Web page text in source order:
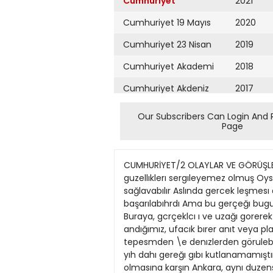
Cumhuriyet 19 Mayıs
Cumhuriyet 23 Nisan
Cumhuriyet Akademi
Cumhuriyet Akdeniz
Cumhuriyet Alışveriş
Cumhuriyet Ankara
Cumhuriyet Büyük
Taaruz
Cumhuriyet
Cumartesi
Cumhuriyet Çevre
2020
2019
2018
2017
2016
2015
2013
2012
2011
2010
2009
Our Subscribers Can Login And
Page
CUMHURİYET/2 OLAYLAR VE GÖRÜŞLER >uk, zavallı şehn oyle bır kordov uşune sokmuş kı, tarıhın ve doğanın kendısıne bahşettığı guzellıklerı sergıleyemez olmuş Oysa bu nımetler kentımıze her yıl mılyonlarca turıst çekerek memleket ekonomısıne oluk gıbı dovız sağlavabılır Aslında gercek leşmesı o kadar zor olmayan >atırımlar, yapımı uzun zaman gerektırmeyecek kuruluşlarla bu ış bırkaç yılda başarılabıhrdı Ama bu gerçeğı bugune kadar kavra > an yerel yonetıcıler nedense pek tıkmadı Altmış vıllık tstanbul hemşensıyım Buraya, gcrçeklcı ı ve uzağı gorerek hızmet etmış, ancak ıkı uç şehremını ve beledıye başkanı hatırlıyorum On ların da adını pek andığımız, ufacık bırer anıt veya plaketle yaşattığımız yok Hoş, bız Istanbul'u memlekete kazandıran Fa tıh'ın bıle, şehrın yedı tepesmden \e denızlerden görulebılecek bır anıtmı dahı dıkmedık ya' Dahası var, nankor eskı dostları ıncıtmemek kaygısı ıle fethın 500 yıh dahı gereğı gıbı kutlanamamıştır ta gelen sorunları, olçusuz ve bılınçsız nufus artışı, sosyo ekonomık voksunluklardır Yenı bır kent olmasına karşın Ankara, aynı duzensız ınsan akını vuzunden vakıtsız kocamış bır haldedır Guzel Izmır'e denızden olsun, karadan olsun gırış ınsanı hemen duş kınklığına ugratmak tadır Turıstık bolgelerımızdekı kentler de aşağı yukarı avnı durumdadır Işte Antalya, ışte Alanya, ışte Izmır'ın bıtışığındekı yoreler, ışte Konva Hepsı nufus tıkızlığından ve sosyo ekonomık sıkıntılardan bunalmış durumda BOŞALMIŞ KIRSAL KESİM Ya vurdun kırsal yorelerı 7 Oralarda da sosyo ekonomık buyuk sıkıntılar bulunduğu ve yerel yönetıcılerı pek çok derdın bekledığı kuşkusuz Yalnız buraları kasıp kavuran sorunların nedenlerının başında nufus çokluğu değıl, tersıne, ınsan kıtlığı gelıyor Kapıları buyuk kentlere ve dovız kazanmak kavgısı ıle yabancı ulkelere alabıldığıne açma sonucu kırsal kesım el emeİSTANBUL'A İLİŞKİN ğınden genış ölçude yoksun kalDtLEKLER mış, avnı nıtehkte sıkıntılara ters >önden uğramıştır Bunda geçtstanbul'a ılışkın özlem ve dımış yönetımlenn "usta ekonoleklerı şöyle tamamlayayım Her Uzerınde alabıldığıne konuşmi5tlen"nın vebalı buyuktur şeyden önce şehrın anormal nu mak mumkun olan Istanbul kofus artışını kesınlıkle durdurmak nusunda bu kadarla vettnıp obur Devletın merkezden tam çozugerekır Bu konuda önlem al yörelere de değıneyım Aslında mune ulaşamadığı bu sorunlamaktan çekınmemeh Eskıden her tarafı tanh ve doğa guzellıkrın, kaynağın ıçınde bulunan yekımı yonetıcıler kısıtlamayı de lerı ıle dolup taşan Turkrye'mırel yönetımlerce daha etkın bımokrakık esaslara aykırı buldu zın obur buyuk kentlerı ıçın de çımde ele alınabılmesı doğaldır lardı Boyle bır şey asla duşunu aynı dıleklerı tekrarlamak mumYarınkı